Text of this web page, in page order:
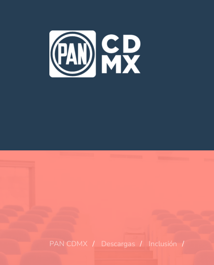
PAN CDMX Descargas Inclusión